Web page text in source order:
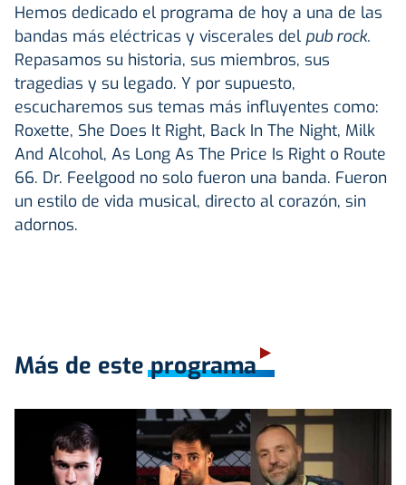
Hemos dedicado el programa de hoy a una de las
bandas más eléctricas y viscerales del pub rock.
Repasamos su historia, sus miembros, sus
tragedias y su legado. Y por supuesto,
escucharemos sus temas más influyentes como:
Roxette, She Does It Right, Back In The Night, Milk
And Alcohol, As Long As The Price Is Right o Route
66. Dr. Feelgood no solo fueron una banda. Fueron
un estilo de vida musical, directo al corazón, sin
adornos.
Más de este programa